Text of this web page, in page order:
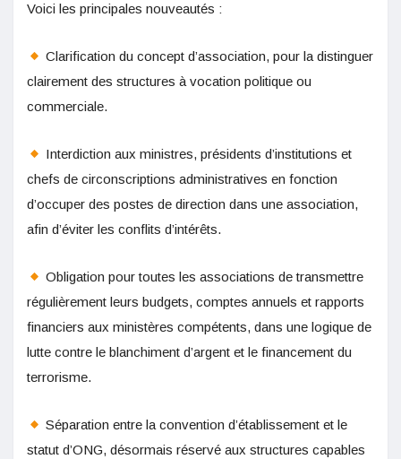
Voici les principales nouveautés :
Clarification du concept d’association, pour la distinguer
clairement des structures à vocation politique ou
commerciale.
Interdiction aux ministres, présidents d’institutions et
chefs de circonscriptions administratives en fonction
d’occuper des postes de direction dans une association,
afin d’éviter les conflits d’intérêts.
Obligation pour toutes les associations de transmettre
régulièrement leurs budgets, comptes annuels et rapports
financiers aux ministères compétents, dans une logique de
lutte contre le blanchiment d’argent et le financement du
terrorisme.
Séparation entre la convention d’établissement et le
statut d’ONG, désormais réservé aux structures capables